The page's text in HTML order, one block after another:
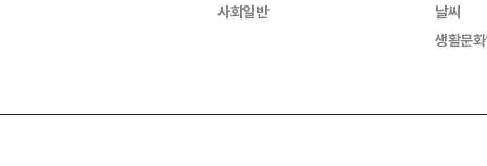
사회일반
날씨
생활문